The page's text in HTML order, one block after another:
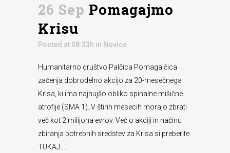
26 Sep Pomagajmo
Krisu
Posted at 08:33h in Novice
Humanitarno društvo Palčica Pomagalčica
začenja dobrodelno akcijo za 20-mesečnega
Krisa, ki ima najhujšo obliko spinalne mišične
atrofije (SMA 1). V štirih mesecih morajo zbrati
več kot 2 milijona evrov. Več o akciji in načinu
zbiranja potrebnih sredstev za Krisa si preberite
TUKAJ....